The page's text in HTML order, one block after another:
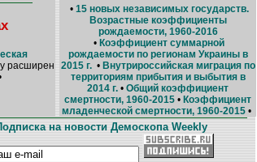
расширен
• 15 новых независимых государств.
Возрастные коэффициенты
рождаемости, 1960-2016
• Коэффициент суммарной
рождаемости по регионам Украины в
2015 г. • Внутрироссийская миграция по
территориям прибытия и выбытия в
2014 г. • Общий коэффициент
смертности, 1960-2015 • Коэффициент
младенческой смертности, 1960-2015 •
на новости Демоскопа Weekly